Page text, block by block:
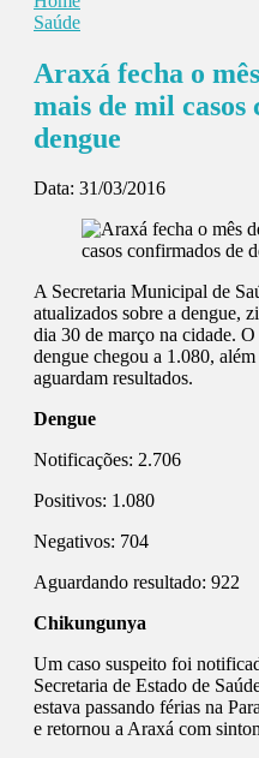
Saúde
Araxá fecha o
mais de mil casos
dengue
Data: 31/03/2016
A Secretaria Municipal de
atualizados sobre a dengue,
dia 30 de março na cidade.
dengue chegou a 1.080,
aguardam resultados.
Dengue
Notificações: 2.706
Positivos: 1.080
Negativos: 704
Aguardando resultado: 922
Chikungunya
Um caso suspeito foi
Secretaria de Estado de
estava passando férias na
e retornou a Araxá com